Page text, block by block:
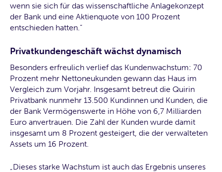
wenn sie sich für das wissenschaftliche Anlagekonzept
der Bank und eine Aktienquote von 100 Prozent
entschieden hatten.”
Privatkundengeschäft wächst dynamisch
Besonders erfreulich verlief das Kundenwachstum: 70
Prozent mehr Nettoneukunden gewann das Haus im
Vergleich zum Vorjahr. Insgesamt betreut die Quirin
Privatbank nunmehr 13.500 Kundinnen und Kunden, die
der Bank Vermögenswerte in Höhe von 6,7 Milliarden
Euro anvertrauen. Die Zahl der Kunden wurde damit
insgesamt um 8 Prozent gesteigert, die der verwalteten
Assets um 16 Prozent.
„Dieses starke Wachstum ist auch das Ergebnis unseres